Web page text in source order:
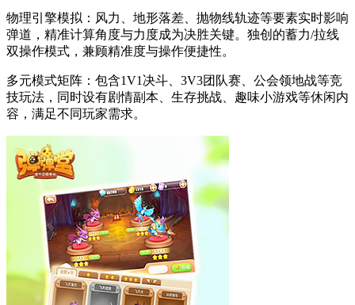
物理引擎模拟：风力、地形落差、抛物线轨迹等要素实时影响
弹道，精准计算角度与力度成为决胜关键。独创的蓄力/拉线
双操作模式，兼顾精准度与操作便捷性。
多元模式矩阵：包含1V1决斗、3V3团队赛、公会领地战等竞
技玩法，同时设有剧情副本、生存挑战、趣味小游戏等休闲内
容，满足不同玩家需求。